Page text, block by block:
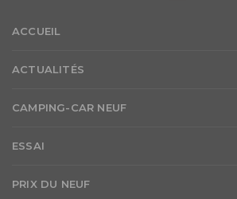
ACCUEIL
ACTUALITÉS
CAMPING-CAR NEUF
ESSAI
PRIX DU NEUF